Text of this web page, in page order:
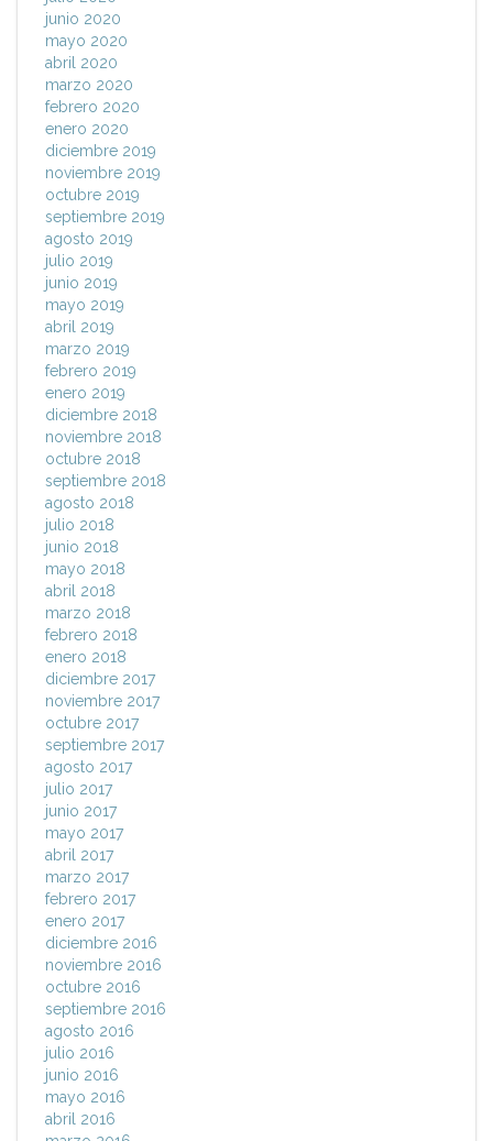
junio 2020
mayo 2020
abril 2020
marzo 2020
febrero 2020
enero 2020
diciembre 2019
noviembre 2019
octubre 2019
septiembre 2019
agosto 2019
julio 2019
junio 2019
mayo 2019
abril 2019
marzo 2019
febrero 2019
enero 2019
diciembre 2018
noviembre 2018
octubre 2018
septiembre 2018
agosto 2018
julio 2018
junio 2018
mayo 2018
abril 2018
marzo 2018
febrero 2018
enero 2018
diciembre 2017
noviembre 2017
octubre 2017
septiembre 2017
agosto 2017
julio 2017
junio 2017
mayo 2017
abril 2017
marzo 2017
febrero 2017
enero 2017
diciembre 2016
noviembre 2016
octubre 2016
septiembre 2016
agosto 2016
julio 2016
junio 2016
mayo 2016
abril 2016